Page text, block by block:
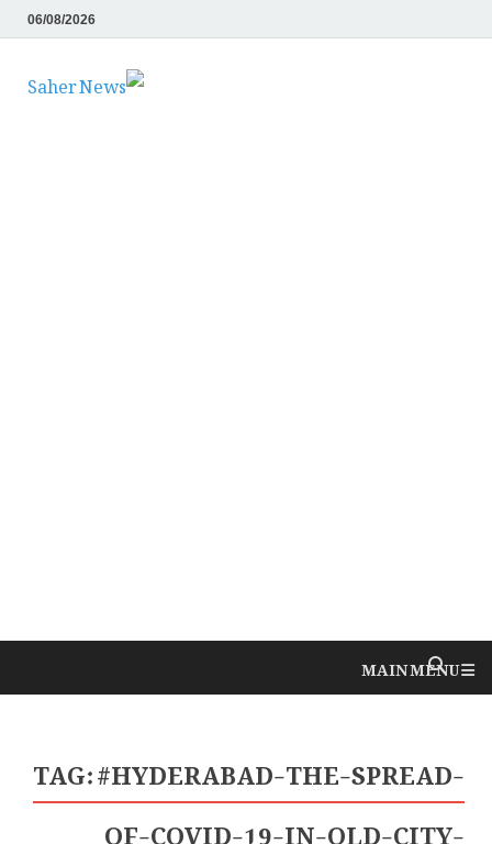
06/08/2026
Saher News
MAIN MENU
TAG:#HYDERABAD-THE-SPREAD-
OF-COVID-19-IN-OLD-CITY-